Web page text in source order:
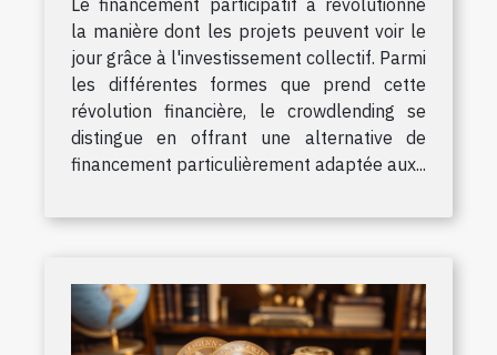
Le financement participatif a révolutionné
la manière dont les projets peuvent voir le
jour grâce à l'investissement collectif. Parmi
les différentes formes que prend cette
révolution financière, le crowdlending se
distingue en offrant une alternative de
financement particulièrement adaptée aux...